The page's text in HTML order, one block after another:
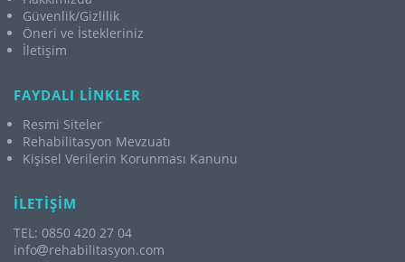
Güvenlik/Gizlilik
Öneri ve İstekleriniz
İletişim
FAYDALI LİNKLER
Resmi Siteler
Rehabilitasyon Mevzuatı
Kişisel Verilerin Korunması Kanunu
İLETİŞİM
TEL: 0850 420 27 04
info
rehabilitasyon.com